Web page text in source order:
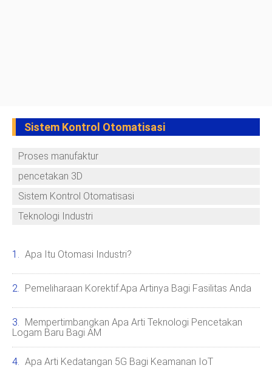
Sistem Kontrol Otomatisasi
Proses manufaktur
pencetakan 3D
Sistem Kontrol Otomatisasi
Teknologi Industri
Apa Itu Otomasi Industri?
Pemeliharaan Korektif:Apa Artinya Bagi Fasilitas Anda
Mempertimbangkan Apa Arti Teknologi Pencetakan
Logam Baru Bagi AM
Apa Arti Kedatangan 5G Bagi Keamanan IoT